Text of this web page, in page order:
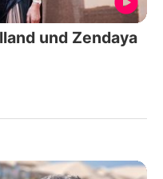
und Zendaya